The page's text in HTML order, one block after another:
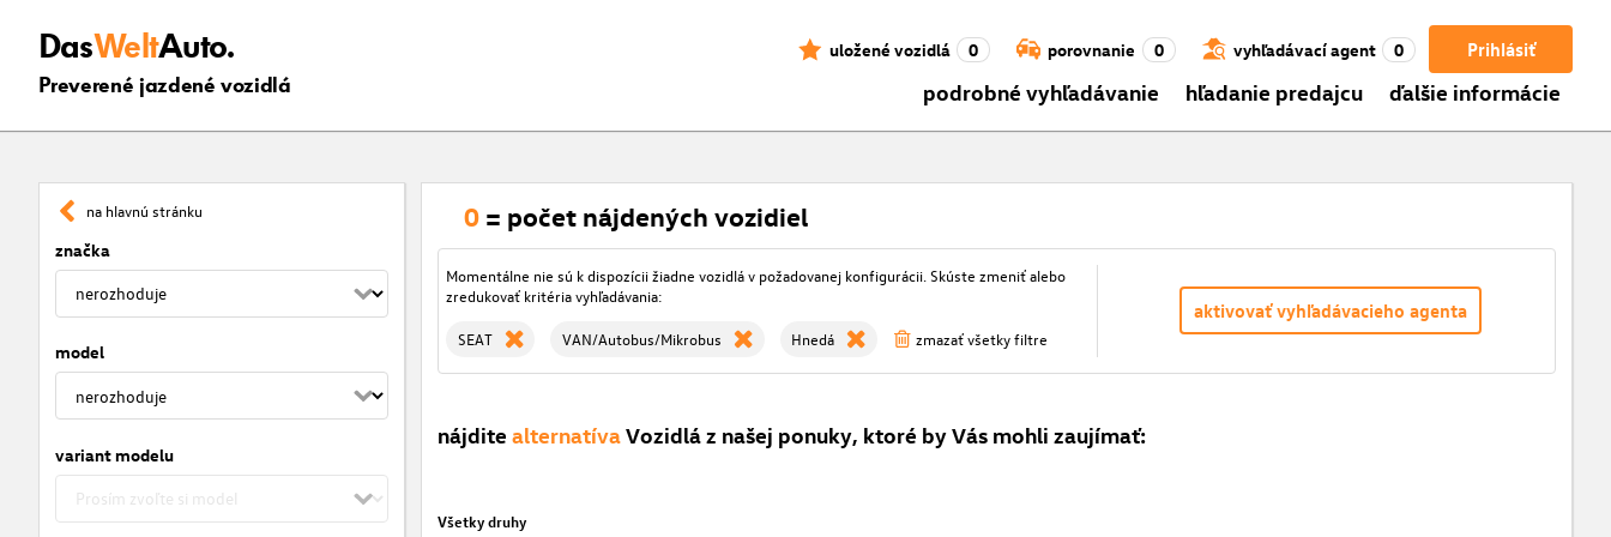
DasWeltAuto.
Preverené jazdené vozidlá
Prihlásiť
uložené vozidlá 0 porovnanie 0 vyhľadávací agent 0
podrobné vyhľadávanie hľadanie predajcu ďalšie informácie
na hlavnú stránku
značka
model
variant modelu
0 = počet nájdených vozidiel
Momentálne nie sú k dispozícii žiadne vozidlá v požadovanej konfigurácii. Skúste zmeniť alebo
zredukovať kritéria vyhľadávania:
SEAT VAN/Autobus/Mikrobus Hnedá zmazať všetky filtre
aktivovať vyhľadávacieho agenta
nájdite alternatíva Vozidlá z našej ponuky, ktoré by Vás mohli zaujímať:
Všetky druhy